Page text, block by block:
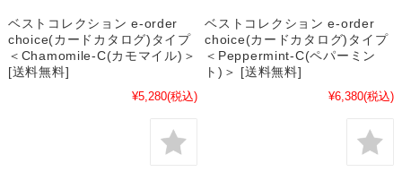
ベストコレクション e-order
choice(カードカタログ)タイプ
＜Chamomile-C(カモマイル)＞
[送料無料]
¥5,280(税込)
ベストコレクション e-order
choice(カードカタログ)タイプ
＜Peppermint-C(ペパーミン
ト)＞ [送料無料]
¥6,380(税込)